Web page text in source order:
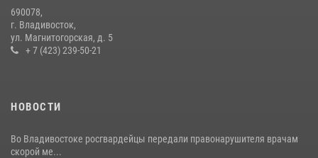
боевого опыта
08 июля 2026, 07:52
690078,
г. Владивосток,
ул. Магнитогорская, д. 5
+ 7 (423) 239-50-21
НОВОСТИ
Во Владивостоке росгвардейцы передали правонарушителя врачам
скорой ме...